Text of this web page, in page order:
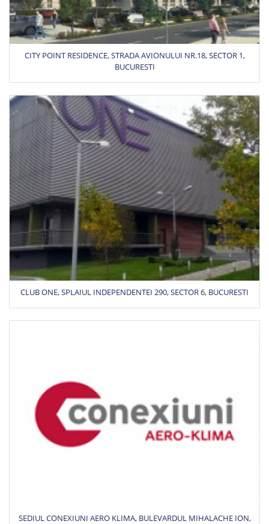
CITY POINT RESIDENCE, STRADA AVIONULUI NR.18, SECTOR 1,
BUCURESTI
CLUB ONE, SPLAIUL INDEPENDENTEI 290, SECTOR 6, BUCURESTI
SEDIUL CONEXIUNI AERO KLIMA, BULEVARDUL MIHALACHE ION,